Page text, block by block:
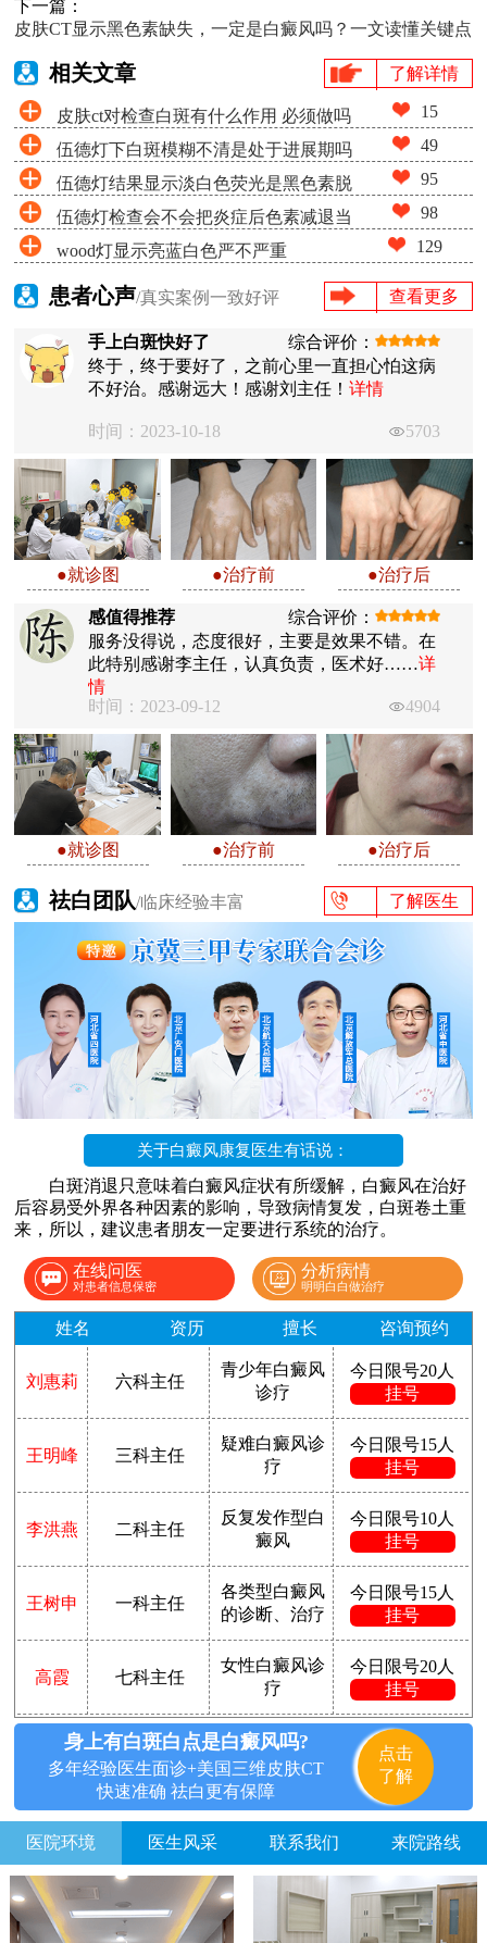
下一篇：
皮肤CT显示黑色素缺失，一定是白癜风吗？一文读懂关键点
相关文章 了解详情
皮肤ct对检查白斑有什么作用 必须做吗 15
伍德灯下白斑模糊不清是处于进展期吗 49
伍德灯结果显示淡白色荧光是黑色素脱
失很少吗
95
伍德灯检查会不会把炎症后色素减退当
成白癜风
98
wood灯显示亮蓝白色严不严重 129
患者心声/真实案例一致好评 查看更多
手上白斑快好了
综合评价：
终于，终于要好了，之前心里一直担心怕这病
不好治。感谢远大！感谢刘主任！详情
时间：2023-10-18 5703
●就诊图 ●治疗前 ●治疗后
感值得推荐
综合评价：
服务没得说，态度很好，主要是效果不错。在
此特别感谢李主任，认真负责，医术好……详
情
时间：2023-09-12
4904
●就诊图 ●治疗前 ●治疗后
祛白团队/临床经验丰富 了解医生
关于白癜风康复医生有话说：
白斑消退只意味着白癜风症状有所缓解，白癜风在治好
后容易受外界各种因素的影响，导致病情复发，白斑卷土重
来，所以，建议患者朋友一定要进行系统的治疗。
在线问医
对患者信息保密
分析病情
明明白白做治疗
姓名 资历 擅长 咨询预约
刘惠莉 六科主任
青少年白癜风
诊疗
今日限号20人
挂号
王明峰 三科主任
疑难白癜风诊
疗
今日限号15人
挂号
李洪燕 二科主任
反复发作型白
癜风
今日限号10人
挂号
王树申 一科主任
各类型白癜风
的诊断、治疗
今日限号15人
挂号
高霞 七科主任
女性白癜风诊
疗
今日限号20人
挂号
身上有白斑白点是白癜风吗?
多年经验医生面诊+美国三维皮肤CT
快速准确 祛白更有保障
点击
了解
医院环境 医生风采 联系我们 来院路线